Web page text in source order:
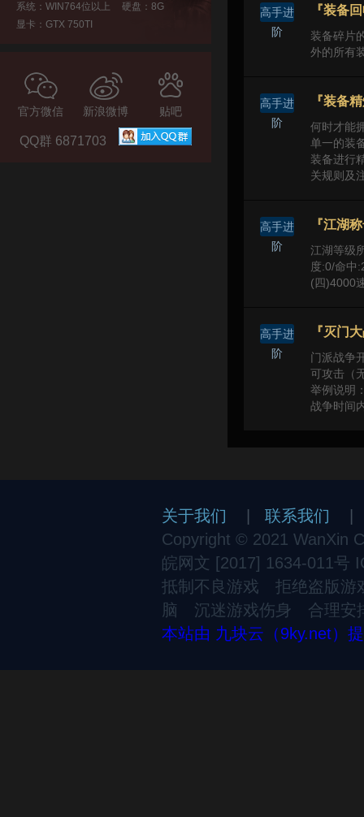
系统：WIN764位以上
硬盘：8G
显卡：GTX 750TI
官方微信 新浪微博 贴吧
QQ群 6871703
高手进
阶
『装备
装备碎片
外的所有
高手进
阶
『装备
何时才能
单一的装
装备进行
关规则及
高手进
阶
『江湖
江湖等级
度:0/命中
(四)4000
高手进
阶
『灭门
门派战争
可攻击（
举例说明
战争时间
关于我们 联系我们
Copyright © 2021 WanXin
皖网文 [2017] 1634-011号
抵制不良游戏 拒绝盗版
脑 沉迷游戏伤身 合理安
本站由 九块云（9ky.net）